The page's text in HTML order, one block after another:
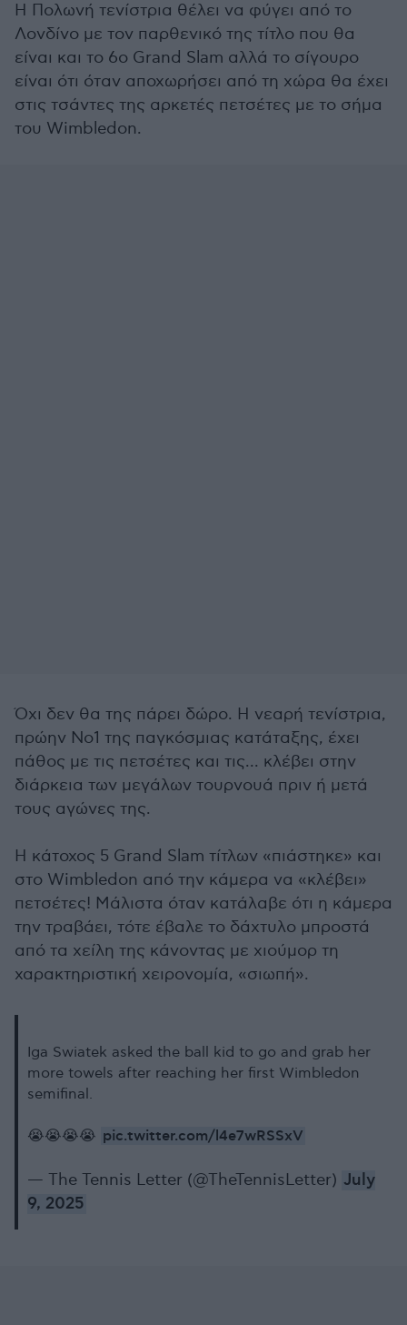
Η Πολωνή τενίστρια θέλει να φύγει από το
Λονδίνο με τον παρθενικό της τίτλο που θα
είναι και το 6ο Grand Slam αλλά το σίγουρο
είναι ότι όταν αποχωρήσει από τη χώρα θα έχει
στις τσάντες της αρκετές πετσέτες με το σήμα
του Wimbledon.
Όχι δεν θα της πάρει δώρο. Η νεαρή τενίστρια,
πρώην Νο1 της παγκόσμιας κατάταξης, έχει
πάθος με τις πετσέτες και τις... κλέβει στην
διάρκεια των μεγάλων τουρνουά πριν ή μετά
τους αγώνες της.
Η κάτοχος 5 Grand Slam τίτλων «πιάστηκε» και
στο Wimbledon από την κάμερα να «κλέβει»
πετσέτες! Μάλιστα όταν κατάλαβε ότι η κάμερα
την τραβάει, τότε έβαλε το δάχτυλο μπροστά
από τα χείλη της κάνοντας με χιούμορ τη
χαρακτηριστική χειρονομία, «σιωπή».
Iga Swiatek asked the ball kid to go and grab her
more towels after reaching her first Wimbledon
semifinal.
😭😭😭😭 pic.twitter.com/l4e7wRSSxV
— The Tennis Letter (@TheTennisLetter) July
9, 2025